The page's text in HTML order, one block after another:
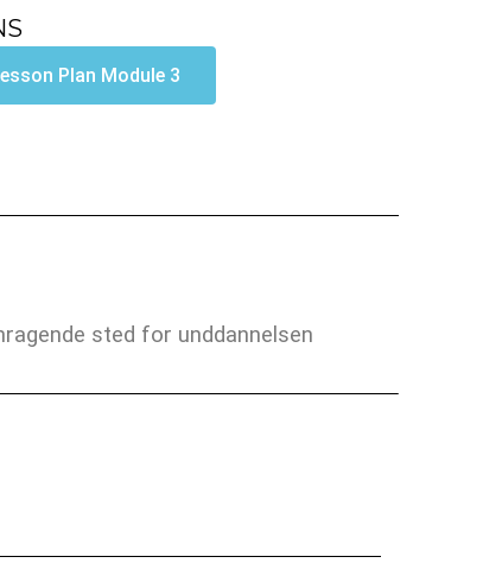
Plan Module 3
sted for unddannelsen